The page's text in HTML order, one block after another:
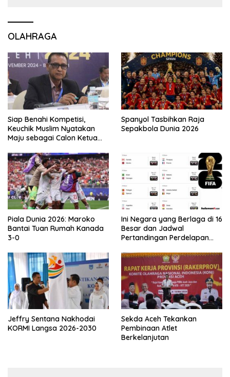
OLAHRAGA
Siap Benahi Kompetisi,
Keuchik Muslim Nyatakan
Maju sebagai Calon Ketua
Spanyol Tasbihkan Raja
Sepakbola Dunia 2026
Piala Dunia 2026: Maroko
Bantai Tuan Rumah Kanada
3-0
Ini Negara yang Berlaga di 16
Besar dan Jadwal
Pertandingan Perdelapan
Jeffry Sentana Nakhodai
KORMI Langsa 2026-2030
Sekda Aceh Tekankan
Pembinaan Atlet
Berkelanjutan